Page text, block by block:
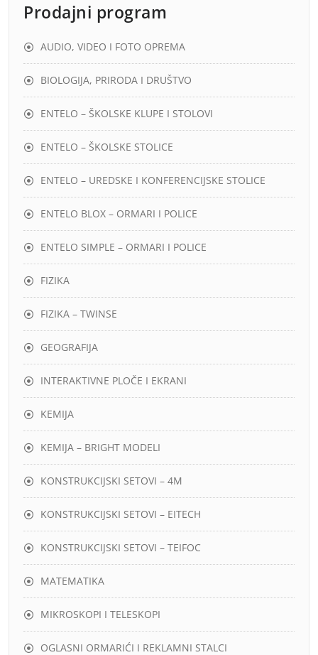
Prodajni program
AUDIO, VIDEO I FOTO OPREMA
BIOLOGIJA, PRIRODA I DRUŠTVO
ENTELO – ŠKOLSKE KLUPE I STOLOVI
ENTELO – ŠKOLSKE STOLICE
ENTELO – UREDSKE I KONFERENCIJSKE STOLICE
ENTELO BLOX – ORMARI I POLICE
ENTELO SIMPLE – ORMARI I POLICE
FIZIKA
FIZIKA – TWINSE
GEOGRAFIJA
INTERAKTIVNE PLOČE I EKRANI
KEMIJA
KEMIJA – BRIGHT MODELI
KONSTRUKCIJSKI SETOVI – 4M
KONSTRUKCIJSKI SETOVI – EITECH
KONSTRUKCIJSKI SETOVI – TEIFOC
MATEMATIKA
MIKROSKOPI I TELESKOPI
OGLASNI ORMARIĆI I REKLAMNI STALCI